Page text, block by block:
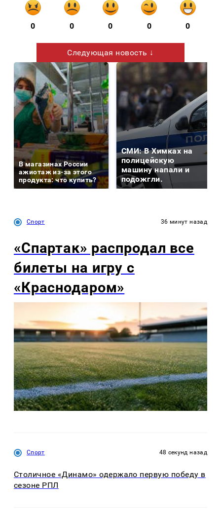
0 0 0 0 0
Следующая новость ↓
В магазинах России
ажиотаж из-за этого
продукта: что купить?
СМИ: В Химках на
полицейскую
машину напали и
подожгли.
Спорт 36 минут назад
«Спартак» распродал все
билеты на игру с
«Краснодаром»
Спорт 48 секунд назад
Столичное «Динамо» одержало первую победу в
сезоне РПЛ